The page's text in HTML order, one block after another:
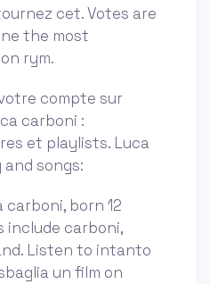
cet. Votes are
the most
rym.
compte sur
carboni :
et playlists. Luca
songs:
born 12
include carboni,
Listen to intanto
un film on